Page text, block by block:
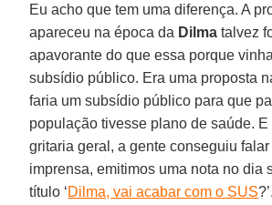
Eu acho que tem uma diferença. A
apareceu na época da Dilma talvez
apavorante do que essa porque
subsídio público. Era uma proposta
faria um subsídio público para que
população tivesse plano de saúde. E
gritaria geral, a gente conseguiu falar
imprensa, emitimos uma nota no dia
título ‘Dilma, vai acabar com o SUS